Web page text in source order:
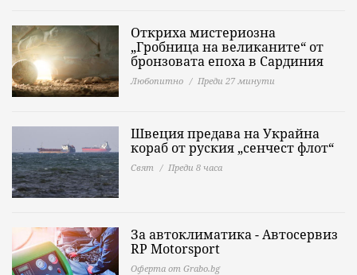
Откриха мистериозна
„Гробница на великаните“ от
бронзовата епоха в Сардиния
Любопитно Преди 27 минути
Швеция предава на Украйна
кораб от руския „сенчест флот“
Свят Преди 8 часа
За автоклиматика - Автосервиз
RP Motorsport
Оферта от Grabo.bg